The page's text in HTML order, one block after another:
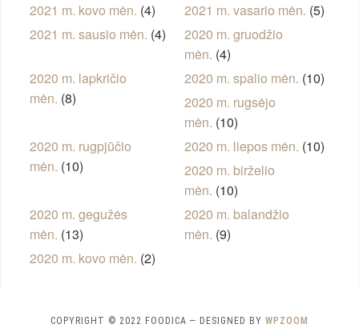
2021 m. kovo mėn. (4) 2021 m. vasario mėn. (5)
2021 m. sausio mėn. (4)
2020 m. gruodžio
mėn. (4)
2020 m. lapkričio
mėn. (8)
2020 m. spalio mėn. (10)
2020 m. rugsėjo
mėn. (10)
2020 m. rugpjūčio
mėn. (10)
2020 m. liepos mėn. (10)
2020 m. birželio
mėn. (10)
2020 m. gegužės
mėn. (13)
2020 m. balandžio
mėn. (9)
2020 m. kovo mėn. (2)
COPYRIGHT © 2022 FOODICA — DESIGNED BY WPZOOM